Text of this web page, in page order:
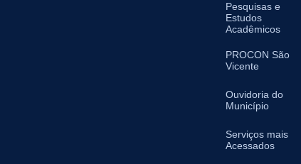
Pesquisas e
Estudos
Acadêmicos
PROCON São
Vicente
Ouvidoria do
Município
Serviços mais
Acessados